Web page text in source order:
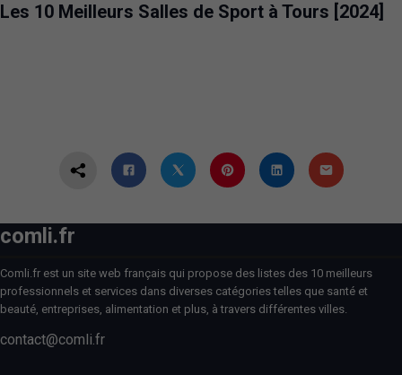
Les 10 Meilleurs Salles de Sport à Tours [2024]
comli.fr
Comli.fr est un site web français qui propose des listes des 10 meilleurs
professionnels et services dans diverses catégories telles que santé et
beauté, entreprises, alimentation et plus, à travers différentes villes.
contact@comli.fr